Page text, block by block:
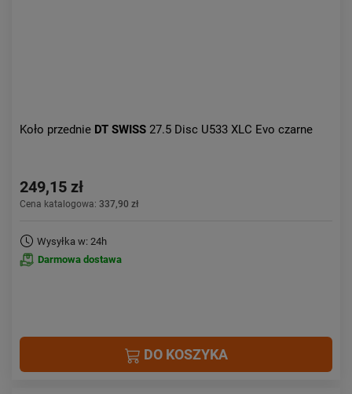
Koło przednie DT SWISS 27.5 Disc U533 XLC Evo czarne
249,15 zł
Cena katalogowa: 337,90 zł
Wysyłka w: 24h
Darmowa dostawa
DO KOSZYKA